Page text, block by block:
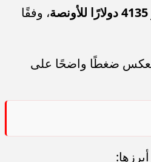
4135 دولارًا للأونصة
، وفقًا
يعكس ضغطًا واضحًا على